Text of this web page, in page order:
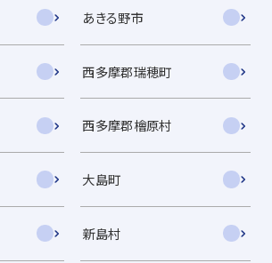
あきる野市
西多摩郡瑞穂町
西多摩郡檜原村
大島町
新島村